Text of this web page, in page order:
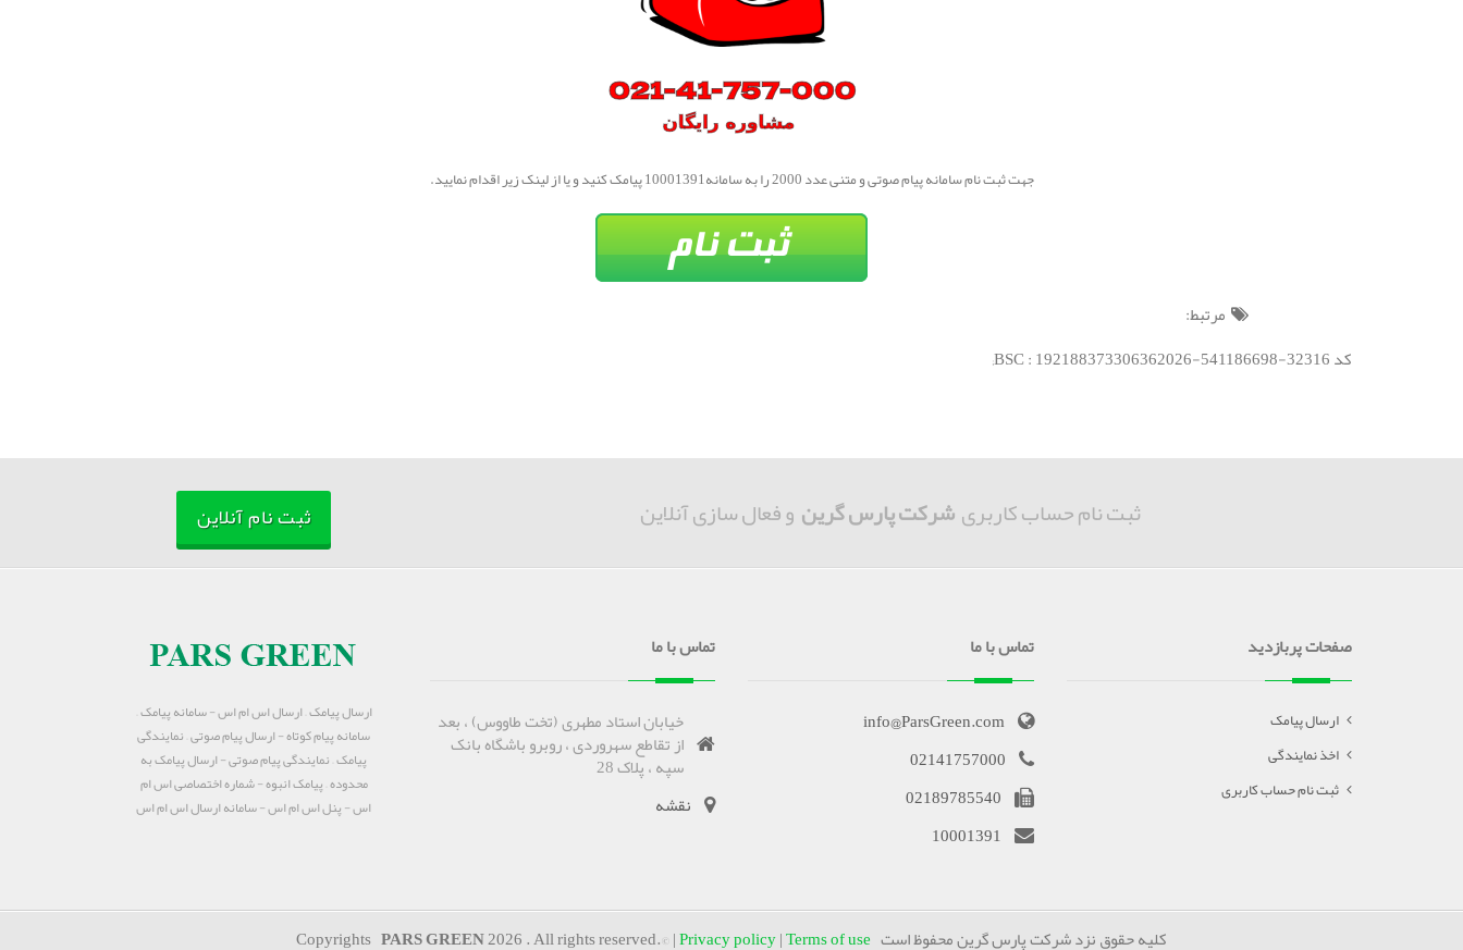
جهت ثبت نام سامانه پیام صوتی و متنی عدد 2000 را به سامانه10001391 پیامک کنید و یا از لینک زیر اقدام نمایید.
مرتبط:
کد BSC : 192188373306362026-541186698-32316;
ثبت نام حساب کاربریشرکت پارس گرین و فعال سازی آنلاین ثبت نام آنلاین
صفحات پربازدید
ارسال پیامک
اخذ نمایندگی
ثبت نام حساب کاربری
تماس با ما
info@ParsGreen.com
02141757000
02189785540
10001391
تماس با ما
خیابان استاد مطهری (تخت طاووس) ، بعد
از تقاطع سهروردی ، روبرو باشگاه بانک
سپه ، پلاک 28
نقشه
ارسال پیامک – ارسال اس ام اس - سامانه پیامک –
سامانه پیام کوتاه - ارسال پیام صوتی – نمایندگی
پیامک – نمایندگی پیام صوتی - ارسال پیامک به
محدوده – پیامک انبوه - شماره اختصاصی اس ام
اس - پنل اس ام اس - سامانه ارسال اس ام اس
کلیه حقوق نزد شرکت پارس گرین محفوظ است Copyrights PARS GREEN2026 . All rights reserved.© |Privacy policy|Terms of use